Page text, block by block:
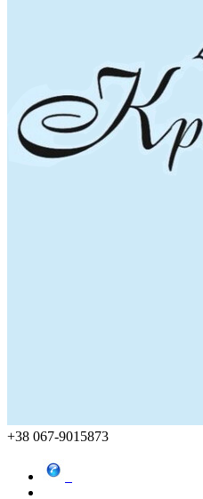
+38 067-9015873